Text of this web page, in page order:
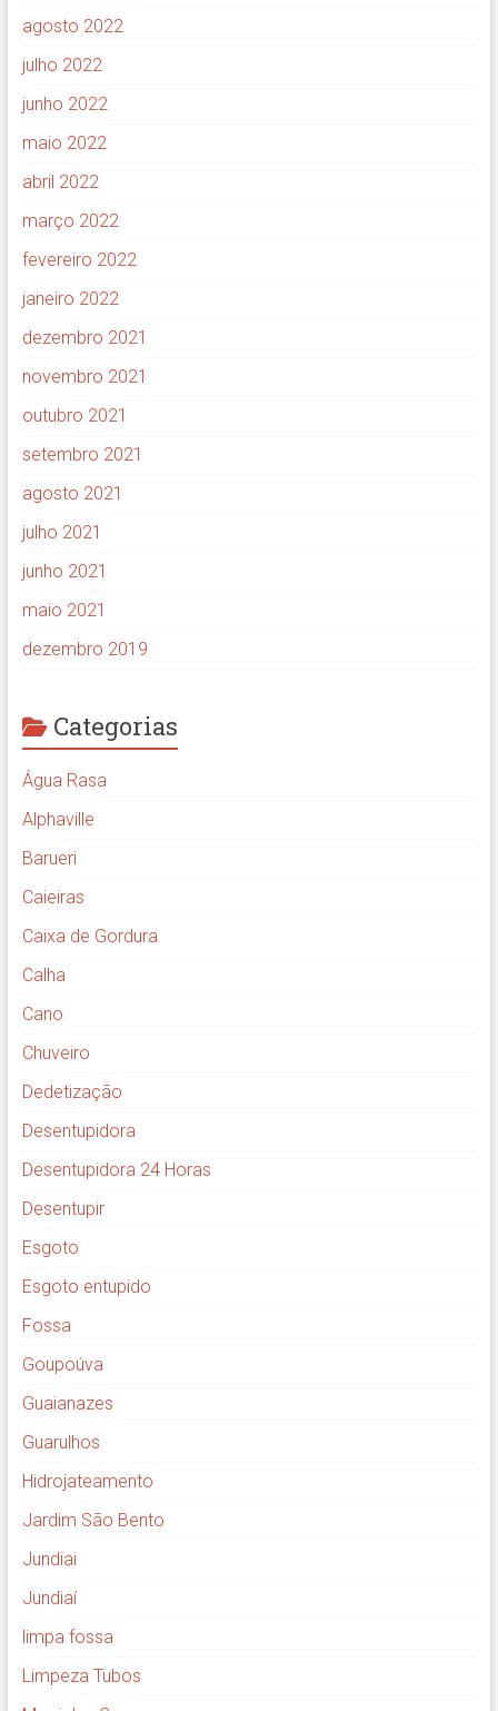
agosto 2022
julho 2022
junho 2022
maio 2022
abril 2022
março 2022
fevereiro 2022
janeiro 2022
dezembro 2021
novembro 2021
outubro 2021
setembro 2021
agosto 2021
julho 2021
junho 2021
maio 2021
dezembro 2019
Categorias
Água Rasa
Alphaville
Barueri
Caieiras
Caixa de Gordura
Calha
Cano
Chuveiro
Dedetização
Desentupidora
Desentupidora 24 Horas
Desentupir
Esgoto
Esgoto entupido
Fossa
Goupoúva
Guaianazes
Guarulhos
Hidrojateamento
Jardim São Bento
Jundiai
Jundiaí
limpa fossa
Limpeza Tubos